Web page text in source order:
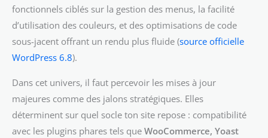
fonctionnels ciblés sur la gestion des menus, la facilité
d’utilisation des couleurs, et des optimisations de code
sous-jacent offrant un rendu plus fluide (source officielle
WordPress 6.8).
Dans cet univers, il faut percevoir les mises à jour
majeures comme des jalons stratégiques. Elles
déterminent sur quel socle ton site repose : compatibilité
avec les plugins phares tels que WooCommerce, Yoast